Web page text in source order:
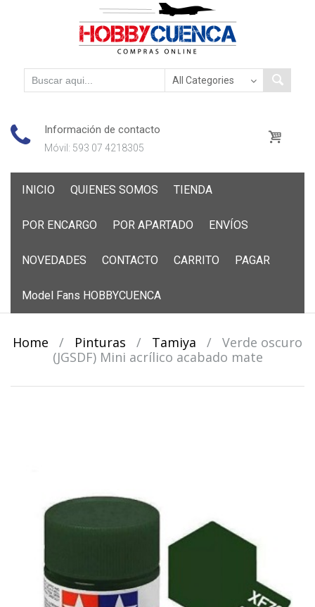
Información de contacto
Móvil: 593 07 4218305
INICIO QUIENES SOMOS TIENDA
POR ENCARGO POR APARTADO ENVÍOS
NOVEDADES CONTACTO CARRITO PAGAR
Model Fans HOBBYCUENCA
Home / Pinturas / Tamiya /
Verde oscuro
(JGSDF) Mini acrílico acabado mate